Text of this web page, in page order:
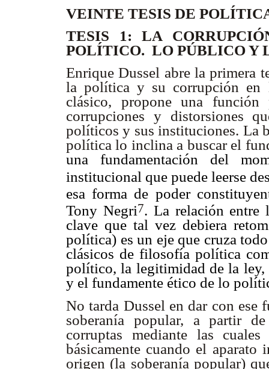
VEINTE TESIS DE
TESIS 1: LA
POLÍTICO. LO PÚBLICO Y
Enrique Dussel abre la primera
la política y su corrupción en
clásico, propone una
corrupciones y distorsiones
políticos y sus instituciones. La
política lo inclina a buscar el
una fundamentación del
institucional que puede leerse
esa forma de poder
Tony Negri7. La relación
clave que tal vez debiera
política) es un eje que cruza
clásicos de filosofía política
político, la legitimidad de la ley,
y el fundamente ético de lo
No tarda Dussel en dar con
soberanía popular, a partir
corruptas mediante las
básicamente cuando el aparato
origen (la soberanía popular)